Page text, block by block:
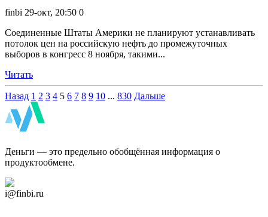
finbi 29-окт, 20:50 0
Соединенные Штаты Америки не планируют устанавливать
потолок цен на российскую нефть до промежуточных
выборов в конгресс 8 ноября, такими...
Читать
Назад 1 2 3 4 5 6 7 8 9 10 ... 830 Дальше
Деньги — это предельно обобщённая информация о
продуктообмене.
i@finbi.ru